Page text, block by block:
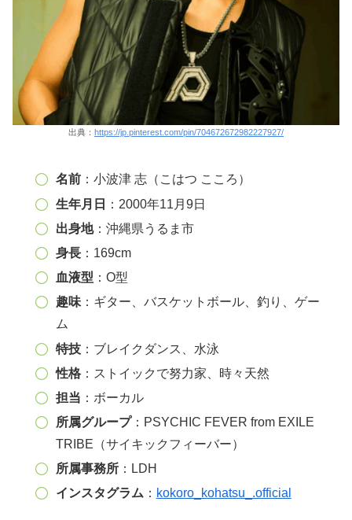
出典： https://jp.pinterest.com/pin/704672672982227927/
名前：小波津 志（こはつ こころ）
生年月日
：2000年11月9日
出身地：沖縄県うるま市
身長：169cm
血液型 ：O型
趣味：ギター、バスケットボール、釣り、ゲー
ム
特技：ブレイクダンス、水泳
性格：ストイックで努力家、時々天然
担当 ：ボーカル
所属グループ：PSYCHIC FEVER from EXILE
TRIBE（サイキックフィーバー）
所属事務所：LDH
インスタグラム： kokoro_kohatsu_.official